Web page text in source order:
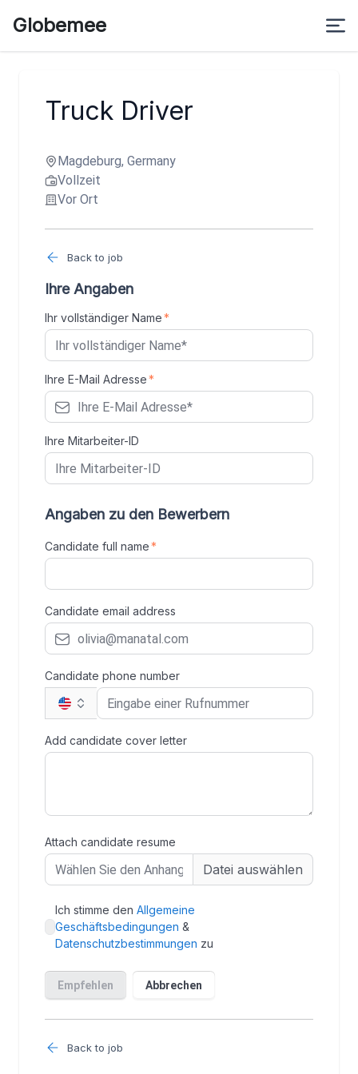
Globemee
Truck Driver
Magdeburg, Germany
Vollzeit
Vor Ort
Back to job
Back to job